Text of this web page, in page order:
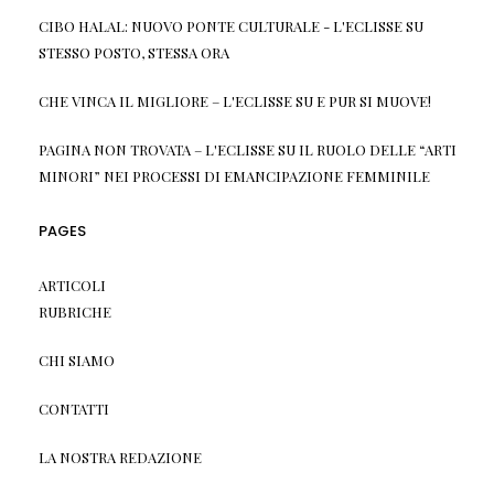
CIBO HALAL: NUOVO PONTE CULTURALE - L'ECLISSESU
STESSO POSTO, STESSA ORA
CHE VINCA IL MIGLIORE – L'ECLISSESU E PUR SI MUOVE!
PAGINA NON TROVATA – L'ECLISSESU IL RUOLO DELLE “ARTI
MINORI” NEI PROCESSI DI EMANCIPAZIONE FEMMINILE
PAGES
ARTICOLI
RUBRICHE
CHI SIAMO
CONTATTI
LA NOSTRA REDAZIONE